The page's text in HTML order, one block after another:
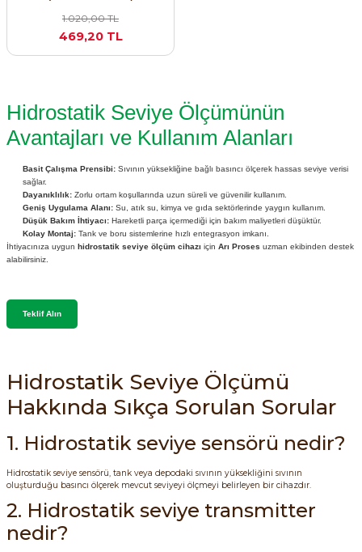
- UPS
Şalterleri
Pako Şalterler
SIMOTION Hareket Kontrol Üniteleri
SIRIUS SAFETY
WinCC Unified Runtime Yazılımları
1.020,00 TL
469,20 TL
Hidrostatik Seviye Ölçümünün
Avantajları ve Kullanım Alanları
Basit Çalışma Prensibi: Sıvının yüksekliğine bağlı basıncı ölçerek hassas seviye verisi
sağlar.
Dayanıklılık: Zorlu ortam koşullarında uzun süreli ve güvenilir kullanım.
Geniş Uygulama Alanı: Su, atık su, kimya ve gıda sektörlerinde yaygın kullanım.
Düşük Bakım İhtiyacı: Hareketli parça içermediği için bakım maliyetleri düşüktür.
Kolay Montaj: Tank ve boru sistemlerine hızlı entegrasyon imkanı.
İhtiyacınıza uygun hidrostatik seviye ölçüm cihazı için Arı Proses uzman ekibinden destek
alabilirsiniz.
Teklif Alın
Hidrostatik Seviye Ölçümü
Hakkında Sıkça Sorulan Sorular
1. Hidrostatik seviye sensörü nedir?
Hidrostatik seviye sensörü, tank veya depodaki sıvının yüksekliğini sıvının
oluşturduğu basıncı ölçerek mevcut seviyeyi ölçmeyi belirleyen bir cihazdır.
2. Hidrostatik seviye transmitter
nedir?